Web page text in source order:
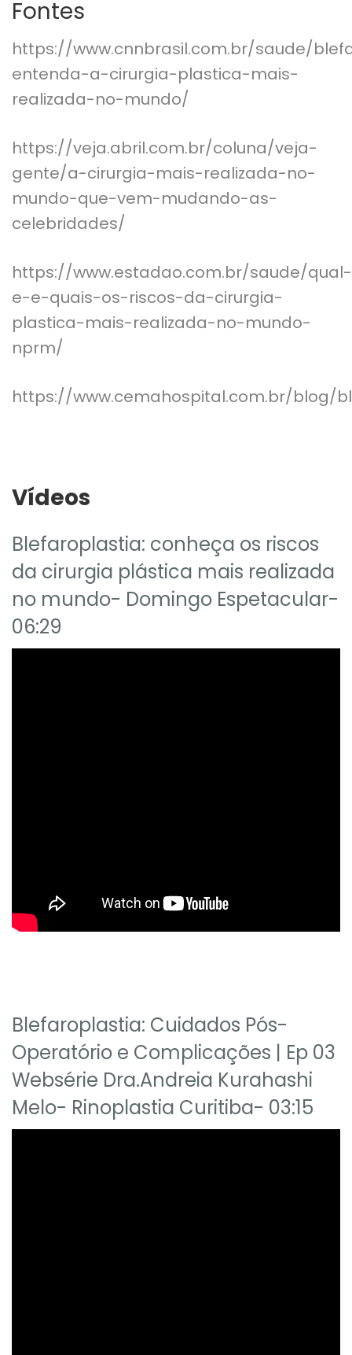
Fontes
https://www.cnnbrasil.com.br/saude/
entenda-a-cirurgia-plastica-mais-
realizada-no-mundo/
https://veja.abril.com.br/coluna/veja-
gente/a-cirurgia-mais-realizada-no-
mundo-que-vem-mudando-as-
celebridades/
https://www.estadao.com.br/saude/qual-
e-e-quais-os-riscos-da-cirurgia-
plastica-mais-realizada-no-mundo-
nprm/
https://www.cemahospital.com.br/blog/
Vídeos
Blefaroplastia: conheça os riscos
da cirurgia plástica mais realizada
no mundo- Domingo Espetacular-
06:29
Blefaroplastia: Cuidados Pós-
Operatório e Complicações | Ep 03
Websérie Dra.Andreia Kurahashi
Melo- Rinoplastia Curitiba- 03:15